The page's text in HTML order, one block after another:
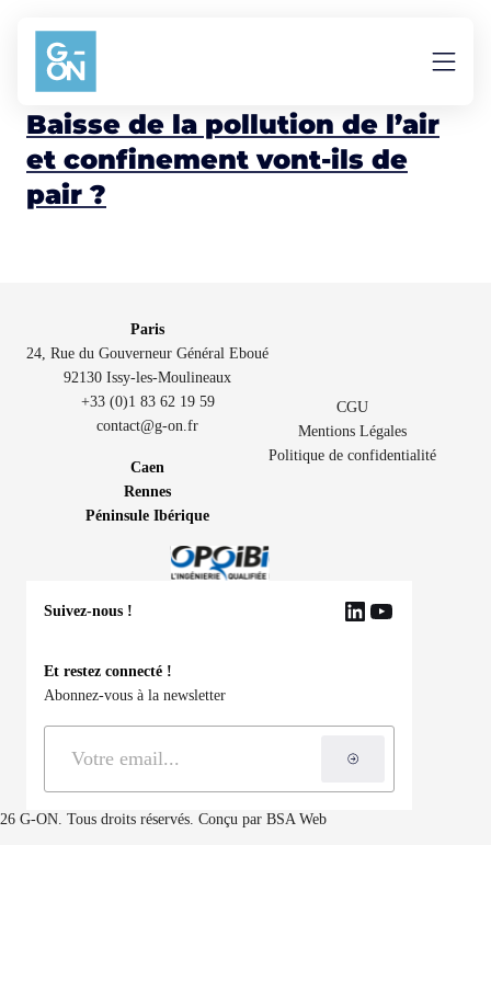
Aller au contenu
particules
Baisse de la pollution de l’air
et confinement vont-ils de
pair ?
Paris
24, Rue du Gouverneur Général Eboué
92130 Issy-les-Moulineaux
+33 (0)1 83 62 19 59
contact@g-on.fr
Caen
Rennes
Péninsule Ibérique
G-ON. Tous droits réservés. Conçu par BSA Web
CGU
Mentions Légales
Politique de confidentialité
Suivez-nous ! LinkedIn
YouTube
Et restez connecté !
Abonnez-vous à la newsletter
S'inscrire à la